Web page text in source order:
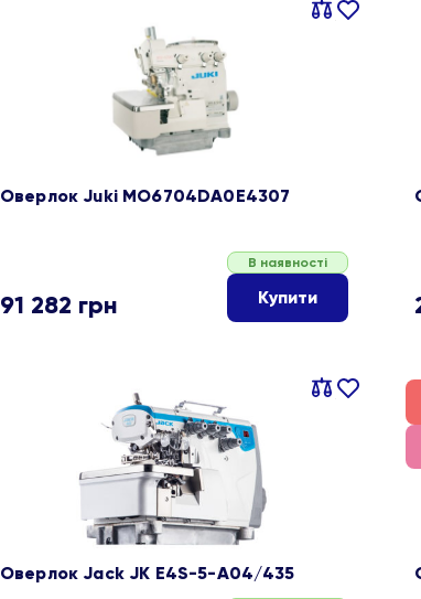
Порівняти
В
Оверлок Juki MO6704DA0E4307
91 282 грн
В наявності
Купити
Порівняти
В
Оверлок Jack JK E4S-5-A04/435